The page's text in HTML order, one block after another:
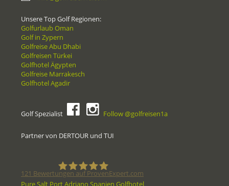
Unsere Top Golf Regionen:
Golfurlaub Oman
Golf in Zypern
Golfreise Abu Dhabi
Golfreisen Türkei
Golfhotel Ägypten
Golfreise Marrakesch
Golfhotel Agadir
Golf Spezialist Follow @golfreisen1a
Partner von DERTOUR und TUI
121 Bewertungen auf ProvenExpert.com
Pure Salt Port Adriano Spanien Golfhotel